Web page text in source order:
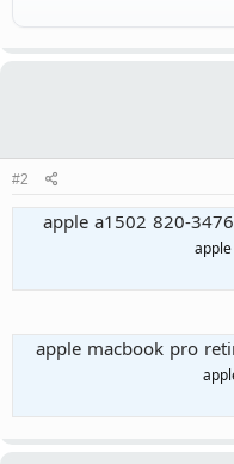
#2
apple a1502 820-
apple macbook pro